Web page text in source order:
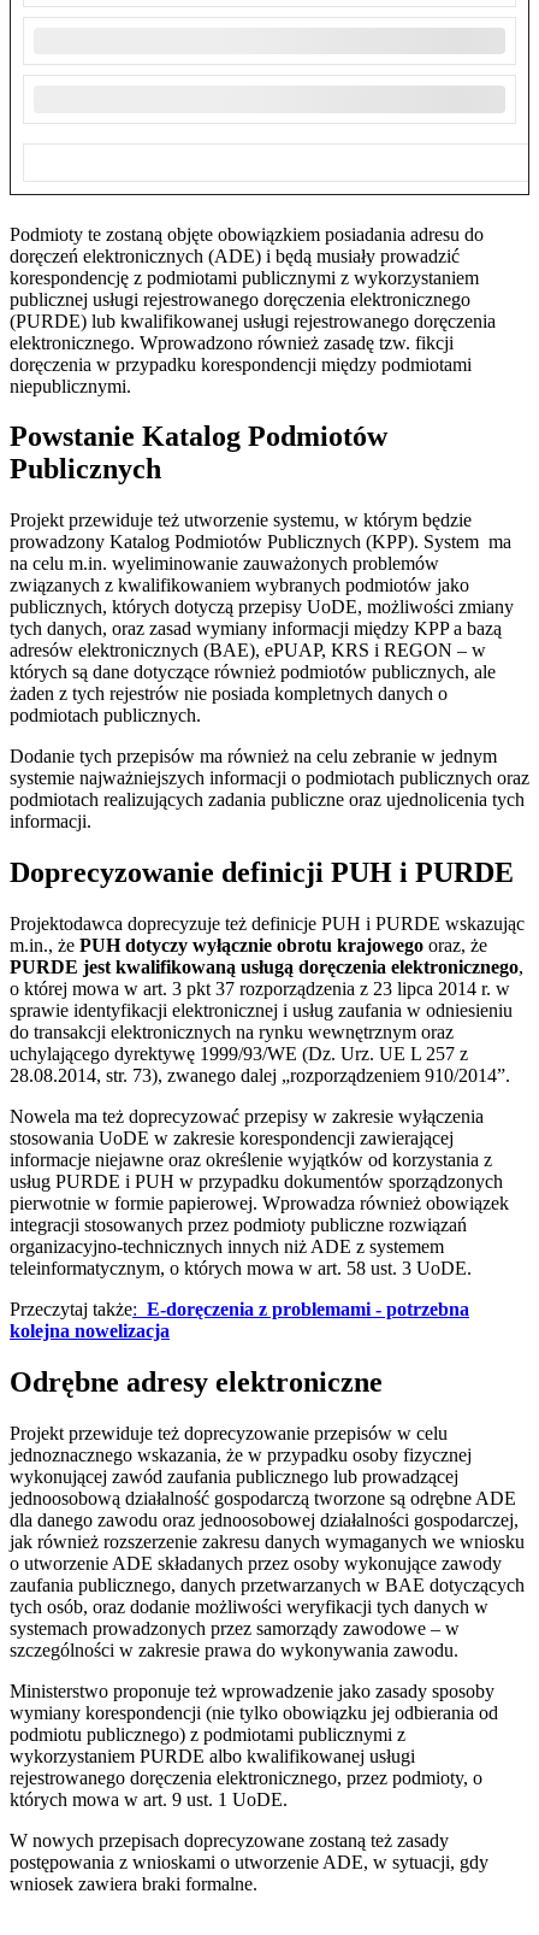
Podmioty te zostaną objęte obowiązkiem posiadania adresu do
doręczeń elektronicznych (ADE) i będą musiały prowadzić
korespondencję z podmiotami publicznymi z wykorzystaniem
publicznej usługi rejestrowanego doręczenia elektronicznego
(PURDE) lub kwalifikowanej usługi rejestrowanego doręczenia
elektronicznego. Wprowadzono również zasadę tzw. fikcji
doręczenia w przypadku korespondencji między podmiotami
niepublicznymi.
Powstanie Katalog Podmiotów
Publicznych
Projekt przewiduje też utworzenie systemu, w którym będzie
prowadzony Katalog Podmiotów Publicznych (KPP). System ma
na celu m.in. wyeliminowanie zauważonych problemów
związanych z kwalifikowaniem wybranych podmiotów jako
publicznych, których dotyczą przepisy UoDE, możliwości zmiany
tych danych, oraz zasad wymiany informacji między KPP a bazą
adresów elektronicznych (BAE), ePUAP, KRS i REGON – w
których są dane dotyczące również podmiotów publicznych, ale
żaden z tych rejestrów nie posiada kompletnych danych o
podmiotach publicznych.
Dodanie tych przepisów ma również na celu zebranie w jednym
systemie najważniejszych informacji o podmiotach publicznych oraz
podmiotach realizujących zadania publiczne oraz ujednolicenia tych
informacji.
Doprecyzowanie definicji PUH i PURDE
Projektodawca doprecyzuje też definicje PUH i PURDE wskazując
m.in., że PUH dotyczy wyłącznie obrotu krajowego oraz, że
PURDE jest kwalifikowaną usługą doręczenia elektronicznego,
o której mowa w art. 3 pkt 37 rozporządzenia z 23 lipca 2014 r. w
sprawie identyfikacji elektronicznej i usług zaufania w odniesieniu
do transakcji elektronicznych na rynku wewnętrznym oraz
uchylającego dyrektywę 1999/93/WE (Dz. Urz. UE L 257 z
28.08.2014, str. 73), zwanego dalej „rozporządzeniem 910/2014”.
Nowela ma też doprecyzować przepisy w zakresie wyłączenia
stosowania UoDE w zakresie korespondencji zawierającej
informacje niejawne oraz określenie wyjątków od korzystania z
usług PURDE i PUH w przypadku dokumentów sporządzonych
pierwotnie w formie papierowej. Wprowadza również obowiązek
integracji stosowanych przez podmioty publiczne rozwiązań
organizacyjno-technicznych innych niż ADE z systemem
teleinformatycznym, o których mowa w art. 58 ust. 3 UoDE.
Przeczytaj także: E-doręczenia z problemami - potrzebna
kolejna nowelizacja
Odrębne adresy elektroniczne
Projekt przewiduje też doprecyzowanie przepisów w celu
jednoznacznego wskazania, że w przypadku osoby fizycznej
wykonującej zawód zaufania publicznego lub prowadzącej
jednoosobową działalność gospodarczą tworzone są odrębne ADE
dla danego zawodu oraz jednoosobowej działalności gospodarczej,
jak również rozszerzenie zakresu danych wymaganych we wniosku
o utworzenie ADE składanych przez osoby wykonujące zawody
zaufania publicznego, danych przetwarzanych w BAE dotyczących
tych osób, oraz dodanie możliwości weryfikacji tych danych w
systemach prowadzonych przez samorządy zawodowe – w
szczególności w zakresie prawa do wykonywania zawodu.
Ministerstwo proponuje też wprowadzenie jako zasady sposoby
wymiany korespondencji (nie tylko obowiązku jej odbierania od
podmiotu publicznego) z podmiotami publicznymi z
wykorzystaniem PURDE albo kwalifikowanej usługi
rejestrowanego doręczenia elektronicznego, przez podmioty, o
których mowa w art. 9 ust. 1 UoDE.
W nowych przepisach doprecyzowane zostaną też zasady
postępowania z wnioskami o utworzenie ADE, w sytuacji, gdy
wniosek zawiera braki formalne.